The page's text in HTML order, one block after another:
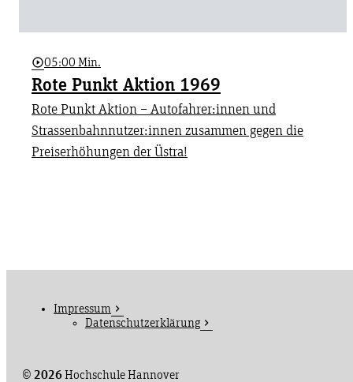
05:00 Min.
Rote Punkt Aktion 1969
Rote Punkt Aktion – Autofahrer:innen und
Strassenbahnnutzer:innen zusammen gegen die
Preiserhöhungen der Üstra!
© 2026Hochschule Hannover
Impressum
Datenschutzerklärung